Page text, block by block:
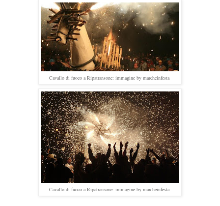
Cavallo di fuoco a Ripatransone: immagine by marcheinfesta
Cavallo di fuoco a Ripatransone: immagine by marcheinfesta